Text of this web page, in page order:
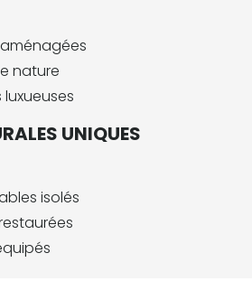
nature
UNIQUES
isolés